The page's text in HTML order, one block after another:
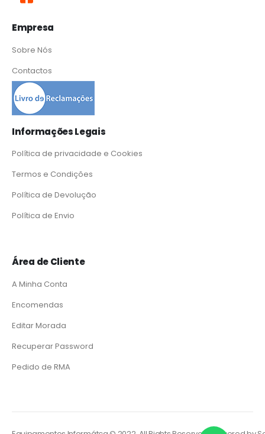
Empresa
Sobre Nós
Contactos
Informações Legais
Política de privacidade e Cookies
Termos e Condições
Política de Devolução
Política de Envio
Área de Cliente
A Minha Conta
Encomendas
Editar Morada
Recuperar Password
Pedido de RMA